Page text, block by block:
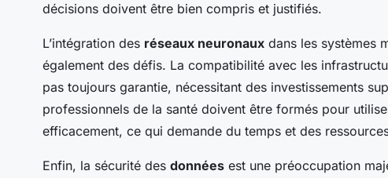
décisions doivent être bien compris et justifiés.
L’intégration des réseaux neuronaux dans les systèmes
également des défis. La compatibilité avec les
pas toujours garantie, nécessitant des investissements
professionnels de la santé doivent être formés pour
efficacement, ce qui demande du temps et des
Enfin, la sécurité des données est une préoccupation